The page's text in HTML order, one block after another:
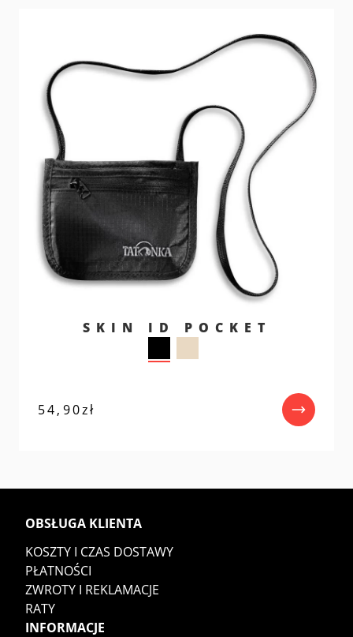
SKIN ID POCKET
54,90zł
OBSŁUGA KLIENTA
KOSZTY I CZAS DOSTAWY
PŁATNOŚCI
ZWROTY I REKLAMACJE
RATY
INFORMACJE